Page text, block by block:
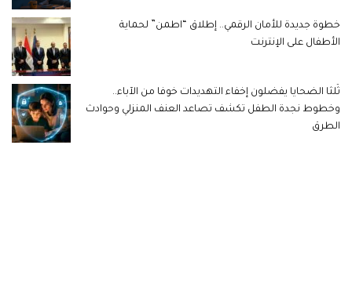
خطوة جديدة للأمان الرقمي.. إطلاق “اطمن” لحماية
الأطفال على الإنترنت
ثُلثا الضحايا يفضلون إخفاء التهديدات خوفا من الآباء..
وخطوط نجدة الطفل تكشف تصاعد العنف المنزلي وحوادث
الطرق